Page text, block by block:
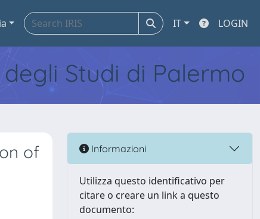
IT LOGIN
Studi di Palermo
of
Informazioni
Utilizza questo identificativo per
citare o creare un link a questo
documento: